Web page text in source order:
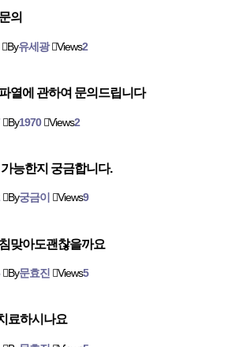
의
By유세광 Views2
열에 관하여 문의드립니다
By1970 Views2
능한지 궁금합니다.
By궁금이 Views9
맞아도괜찮을까요
By문효진 Views5
료하시나요